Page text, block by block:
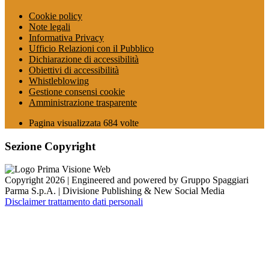
Cookie policy
Note legali
Informativa Privacy
Ufficio Relazioni con il Pubblico
Dichiarazione di accessibilità
Obiettivi di accessibilità
Whistleblowing
Gestione consensi cookie
Amministrazione trasparente
Pagina visualizzata 684 volte
Sezione Copyright
Copyright 2026 | Engineered and powered by Gruppo Spaggiari
Parma S.p.A. | Divisione Publishing & New Social Media
Disclaimer trattamento dati personali